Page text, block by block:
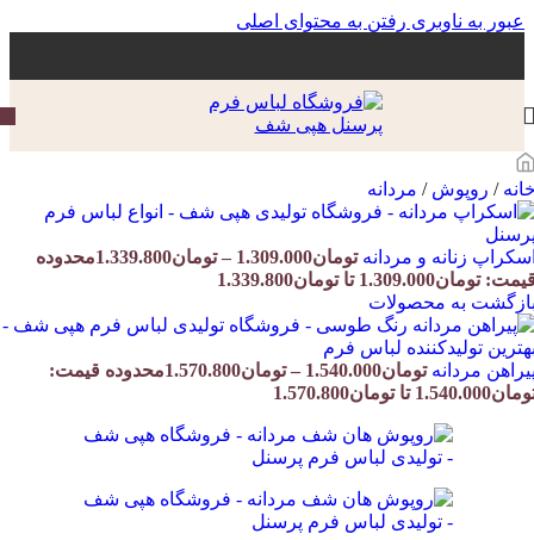
عبور به ناوبری رفتن به محتوای اصلی
/ روپوش/ مردانه
زنانه و مردانهتومان1.309.000
– تومان1.339.800محدوده
تومان1.309.000 تا تومان1.339.800
به محصولات
مردانهتومان1.540.000
– تومان1.570.800محدوده قیمت:
تا تومان1.570.800